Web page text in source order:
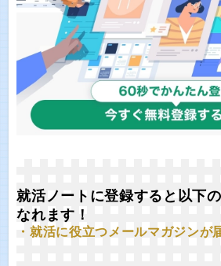
就活ノートに登録すると以下
なれます！
・就活に役立つメールマガジンが